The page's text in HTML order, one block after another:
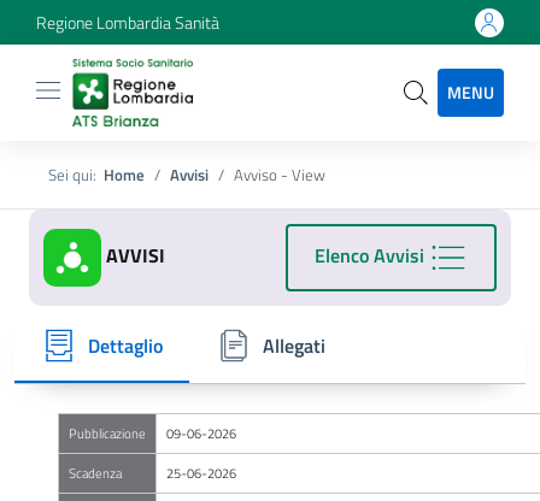
Regione Lombardia Sanità
MENU
Sei qui: Home Avvisi Avviso - View
AVVISI Elenco Avvisi
Dettaglio Allegati
Pubblicazione
09-06-2026
Scadenza
25-06-2026